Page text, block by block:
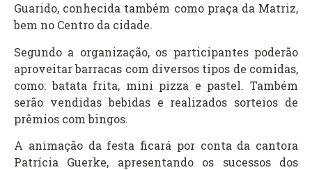
Guarido, conhecida também como praça da Matriz,
bem no Centro da cidade.
Segundo a organização, os participantes poderão
aproveitar barracas com diversos tipos de comidas,
como: batata frita, mini pizza e pastel. Também
serão vendidas bebidas e realizados sorteios de
prêmios com bingos.
A animação da festa ficará por conta da cantora
Patrícia Guerke, apresentando os sucessos dos